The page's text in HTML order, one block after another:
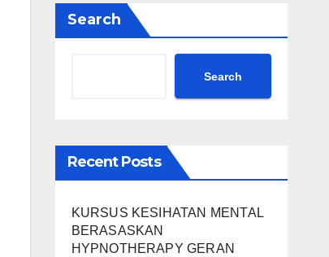
Search
Search
Recent Posts
KURSUS KESIHATAN MENTAL
BERASASKAN
HYPNOTHERAPY GERAN